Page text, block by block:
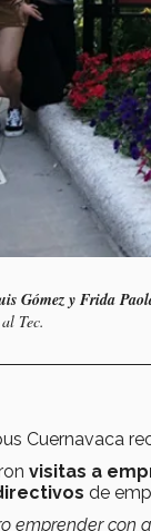
Gómez y Frida
al Tec.
Cuernavaca
visitas a
de
emprender con